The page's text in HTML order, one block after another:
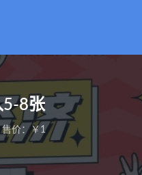
5-8张
售价：￥1